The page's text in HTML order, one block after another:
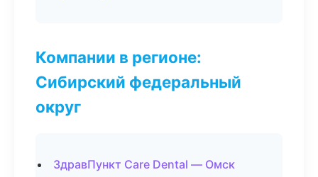
Компании в регионе:
Сибирский федеральный
округ
ЗдравПункт Care Dental — Омск